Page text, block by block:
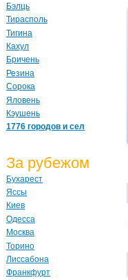
Бэлць
Тирасполь
Тигина
Кахул
Бричень
Резина
Сорока
Яловень
Кэушень
1776 городов и сел
За рубежом
Бухарест
Яссы
Киев
Одесса
Москва
Торино
Лиссабона
Франкфурт